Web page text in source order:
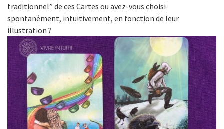
traditionnel” de ces Cartes ou avez-vous choisi
spontanément, intuitivement, en fonction de leur
illustration ?